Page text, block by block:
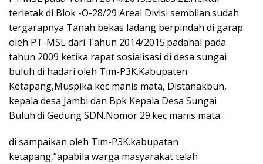
terletak di Blok -O-28/29 Areal Divisi sembilan.sudah
tergarapnya Tanah bekas ladang berpindah di garap
oleh PT-MSL dari Tahun 2014/2015.padahal pada
tahun 2009 ketika rapat sosialisasi di desa sungai
buluh di hadari oleh Tim-P3K.Kabupaten
Ketapang,Muspika kec manis mata, Distanakbun,
kepala desa Jambi dan Bpk Kepala Desa Sungai
Buluh.di Gedung SDN.Nomor 29.kec manis mata.
di sampaikan oleh Tim-P3K.kabupatan
ketapang,”apabila warga masyarakat telah